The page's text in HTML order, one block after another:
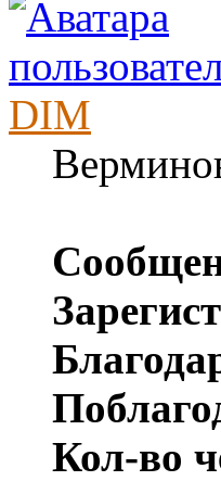
DIM
Кол-во